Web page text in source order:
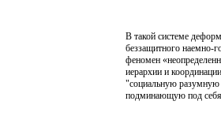
В такой системе
беззащитного наемно-
феномен
иерархии и
"социальную разумную
подминающую под себя